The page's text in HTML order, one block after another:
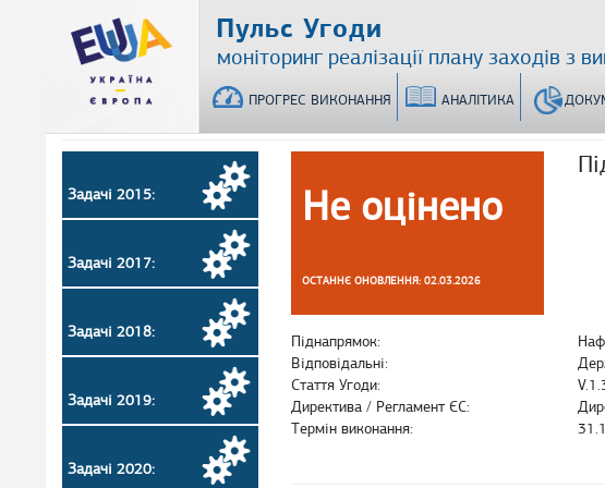
Пульс Угоди
моніторинг реалізації плану заходів з
ПРОГРЕС ВИКОНАННЯ АНАЛІТИКА
Не оцінено
ОСТАННЄ ОНОВЛЕННЯ: 02.03.2026
Піднапрямок:
Відповідальні:
Стаття Угоди:
Директива / Регламент ЄС:
Термін виконання:
Задачі 2015:
Задачі 2017:
Задачі 2018:
Задачі 2019:
Задачі 2020: